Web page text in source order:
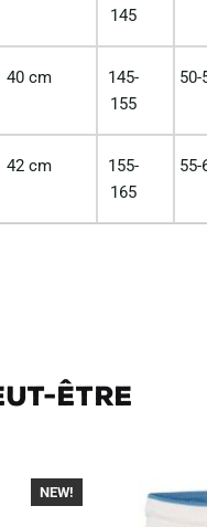
145
40 cm
145-
155
50-
42 cm
155-
165
55-
être
-40%
NEW!